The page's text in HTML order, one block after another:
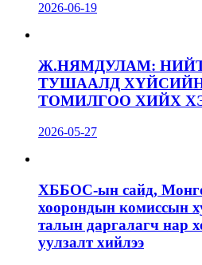
2026-06-19
Ж.НЯМДУЛАМ:
ТУШААЛД
ТОМИЛГОО ХИЙХ
2026-05-27
ХББОС-ын сайд,
хоорондын комиссын
талын даргалагч нар
уулзалт хийлээ